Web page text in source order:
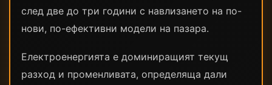
след две до три години с навлизането на по-
нови, по-ефективни модели на пазара.
Електроенергията е доминиращият текущ
разход и променливата, определяща дали